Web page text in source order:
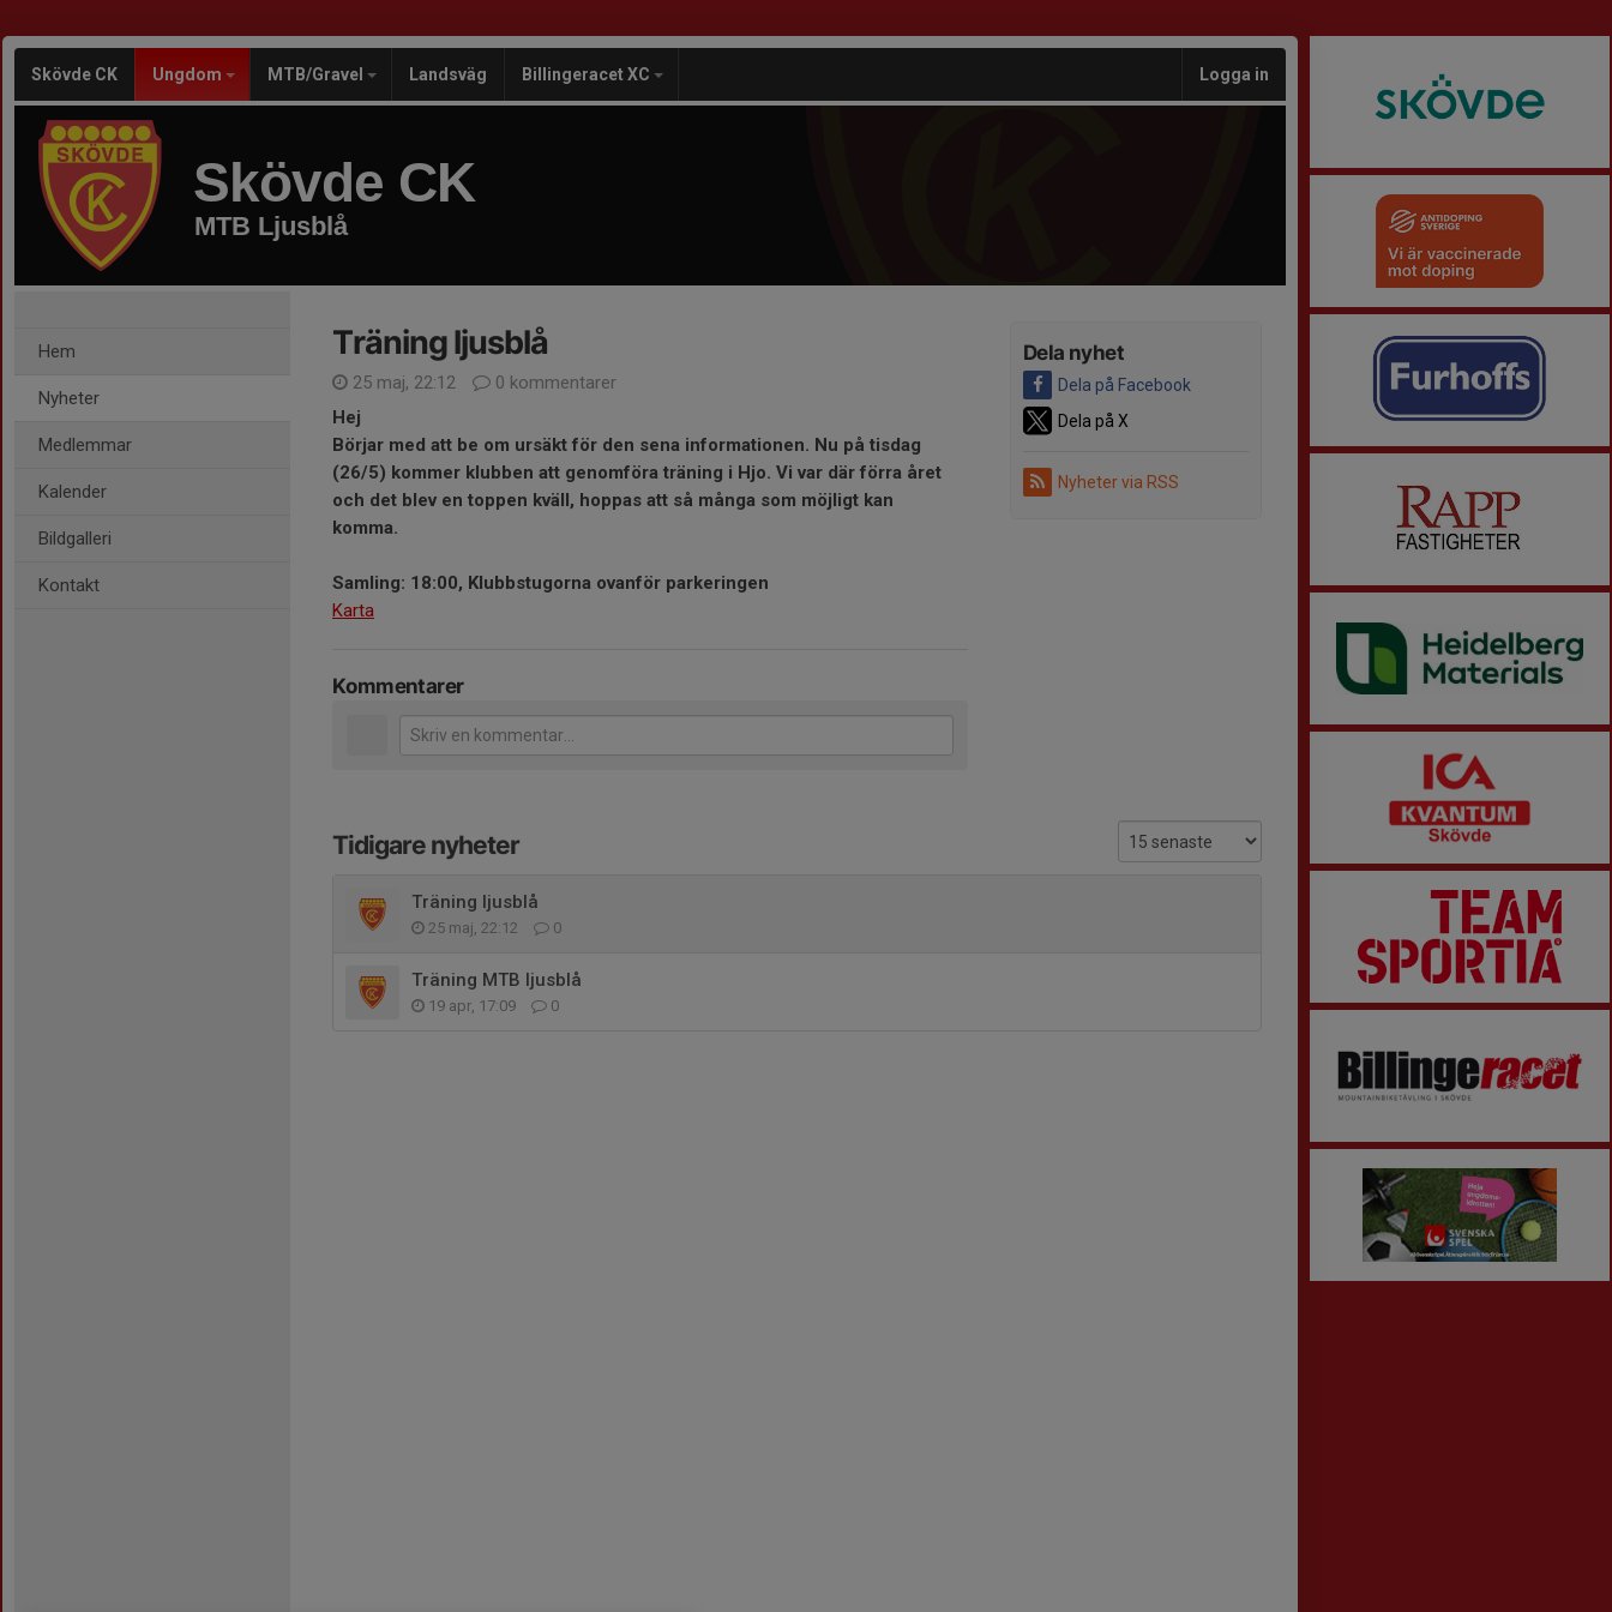
Skövde CK Ungdom MTB/Gravel Landsväg Billingeracet XC Logga in
Skövde CK
MTB Ljusblå
Hem
Nyheter
Medlemmar
Kalender
Bildgalleri
Kontakt
Dela nyhet
Dela på Facebook
Dela på X
Nyheter via RSS
Träning ljusblå
25 maj, 22:12
0 kommentarer
Hej
Börjar med att be om ursäkt för den sena informationen. Nu på tisdag
(26/5) kommer klubben att genomföra träning i Hjo. Vi var där förra året
och det blev en toppen kväll, hoppas att så många som möjligt kan
komma.
Samling: 18:00, Klubbstugorna ovanför parkeringen
Karta
Kommentarer
Tidigare nyheter
Träning ljusblå
25 maj, 22:12 0
Träning MTB ljusblå
19 apr, 17:09 0